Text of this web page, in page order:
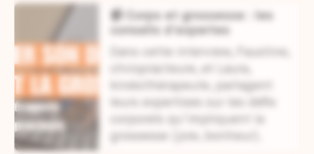
📹 Corps et grossesse : les
conseils d’expertes